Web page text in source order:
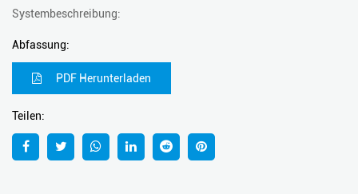
Systembeschreibung:
Abfassung:
PDF Herunterladen
Teilen: